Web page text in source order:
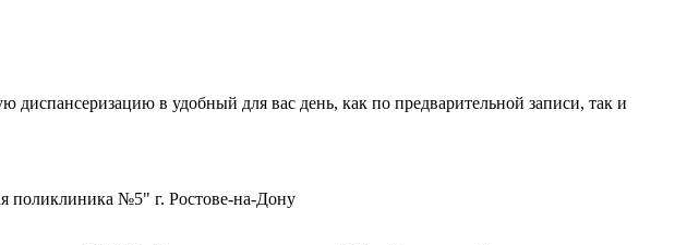
в удобный для вас день, как по предварительной записи, так и
поликлиника №5" г. Ростове-на-Дону